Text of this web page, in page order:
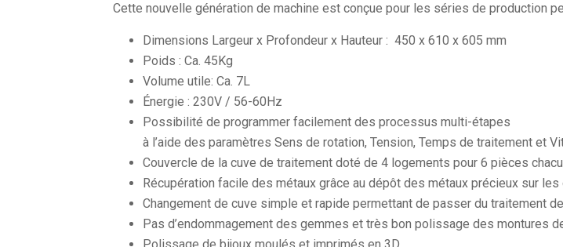
Cette nouvelle génération de machine est conçue pour les séries de production
Dimensions Largeur x Profondeur x Hauteur : 450 x 610 x 605 mm
Poids : Ca. 45Kg
Volume utile: Ca. 7L
Énergie : 230V / 56-60Hz
Possibilité de programmer facilement des processus multi-étapes
à l’aide des paramètres Sens de rotation, Tension, Temps de traitement et
Couvercle de la cuve de traitement doté de 4 logements pour 6 pièces
Récupération facile des métaux grâce au dépôt des métaux précieux sur les
Changement de cuve simple et rapide permettant de passer du traitement
Pas d’endommagement des gemmes et très bon polissage des montures